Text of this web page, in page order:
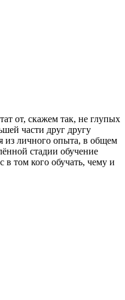
от, скажем так, не глупых
части друг другу
из личного опыта, в общем
стадии обучение
в том кого обучать, чему и